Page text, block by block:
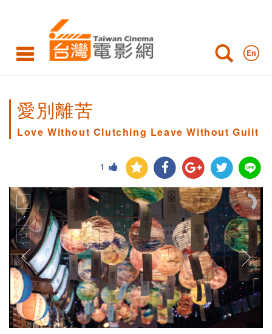
愛別離苦
Love Without Clutching Leave Without Guilt
1